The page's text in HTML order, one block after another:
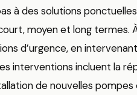
à des solutions
moyen et long termes.
d’urgence, en
interventions incluent la
de nouvelles pompes